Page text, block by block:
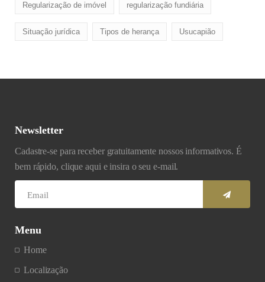
Regularização de imóvel regularização fundiária
Situação jurídica Tipos de herança Usucapião
Newsletter
Cadastre-se para receber gratuitamente nossos informativos. É
bem rápido, clique aqui e insira o seu e-mail.
Menu
Home
Localização